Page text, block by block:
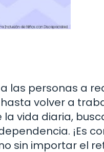
las personas a
volver a
vida diaria,
¡Es
sin importar el